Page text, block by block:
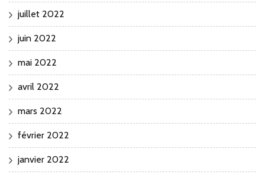
juillet 2022
juin 2022
mai 2022
avril 2022
mars 2022
février 2022
janvier 2022